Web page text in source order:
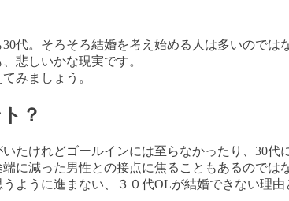
代。そろそろ結婚を考え始める人は多いので
悲しいかな現実です。
みましょう。
？
たけれどゴールインには至らなかったり、30
に減った男性との接点に焦ることもあるのでは
うように進まない、３０代OLが結婚できない理